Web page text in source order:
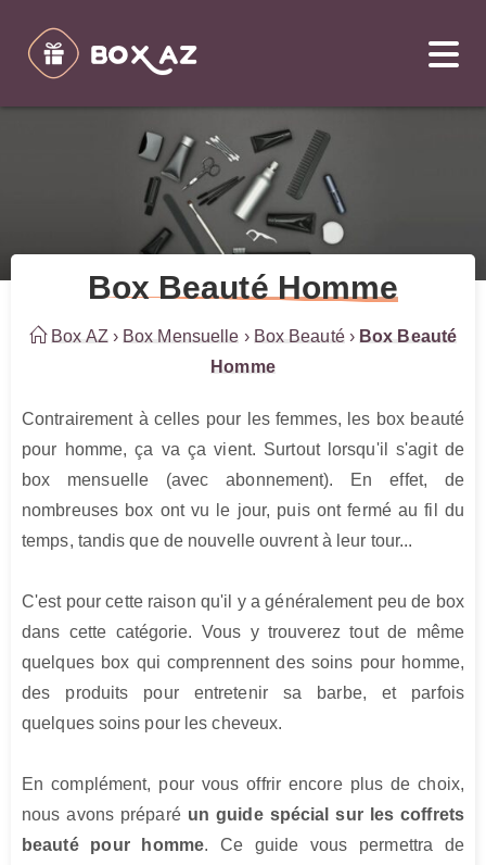
Box Beauté Homme
Box AZ› Box Mensuelle › Box Beauté› Box Beauté
Homme
Contrairement à celles pour les femmes, les box beauté
pour homme, ça va ça vient. Surtout lorsqu'il s'agit de
box mensuelle (avec abonnement). En effet, de
nombreuses box ont vu le jour, puis ont fermé au fil du
temps, tandis que de nouvelle ouvrent à leur tour...
C'est pour cette raison qu'il y a généralement peu de box
dans cette catégorie. Vous y trouverez tout de même
quelques box qui comprennent des soins pour homme,
des produits pour entretenir sa barbe, et parfois
quelques soins pour les cheveux.
En complément, pour vous offrir encore plus de choix,
nous avons préparé un guide spécial sur les coffrets
beauté pour homme. Ce guide vous permettra de